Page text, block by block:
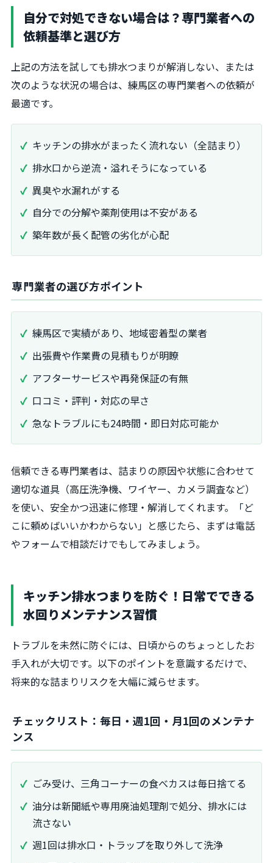
自分で対処できない場合は？専門業者への
依頼基準と選び方
上記の方法を試しても排水つまりが解消しない、または
次のような状況の場合は、練馬区の専門業者への依頼が
最適です。
キッチンの排水がまったく流れない（全詰まり）
排水口から逆流・溢れそうになっている
異臭や水漏れがする
自分での分解や薬剤使用は不安がある
築年数が長く配管の劣化が心配
専門業者の選び方ポイント
練馬区で実績があり、地域密着型の業者
出張費や作業費の見積もりが明瞭
アフターサービスや再発保証の有無
口コミ・評判・対応の早さ
急なトラブルにも24時間・即日対応可能か
信頼できる専門業者は、詰まりの原因や状態に合わせて
適切な道具（高圧洗浄機、ワイヤー、カメラ調査など）
を使い、安全かつ迅速に修理・解消してくれます。「ど
こに頼めばいいかわからない」と感じたら、まずは電話
やフォームで相談だけでもしてみましょう。
キッチン排水つまりを防ぐ！日常でできる
水回りメンテナンス習慣
トラブルを未然に防ぐには、日頃からのちょっとしたお
手入れが大切です。以下のポイントを意識するだけで、
将来的な詰まりリスクを大幅に減らせます。
チェックリスト：毎日・週1回・月1回のメンテナ
ンス
ごみ受け、三角コーナーの食べカスは毎日捨てる
油分は新聞紙や専用廃油処理剤で処分、排水には
流さない
週1回は排水口・トラップを取り外して洗浄